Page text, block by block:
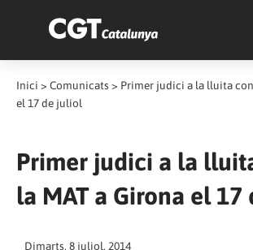
Inici > Comunicats > Primer judici a la lluita
el 17 de juliol
Primer judici a la
la MAT a Girona el
Dimarts, 8 juliol, 2014